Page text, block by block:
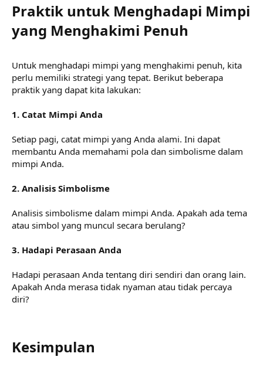
Praktik untuk Menghadapi Mimpi
yang Menghakimi Penuh​
Untuk menghadapi mimpi yang menghakimi penuh, kita
perlu memiliki strategi yang tepat. Berikut beberapa
praktik yang dapat kita lakukan:
1. Catat Mimpi Anda
Setiap pagi, catat mimpi yang Anda alami. Ini dapat
membantu Anda memahami pola dan simbolisme dalam
mimpi Anda.
2. Analisis Simbolisme
Analisis simbolisme dalam mimpi Anda. Apakah ada tema
atau simbol yang muncul secara berulang?
3. Hadapi Perasaan Anda
Hadapi perasaan Anda tentang diri sendiri dan orang lain.
Apakah Anda merasa tidak nyaman atau tidak percaya
diri?
Kesimpulan​